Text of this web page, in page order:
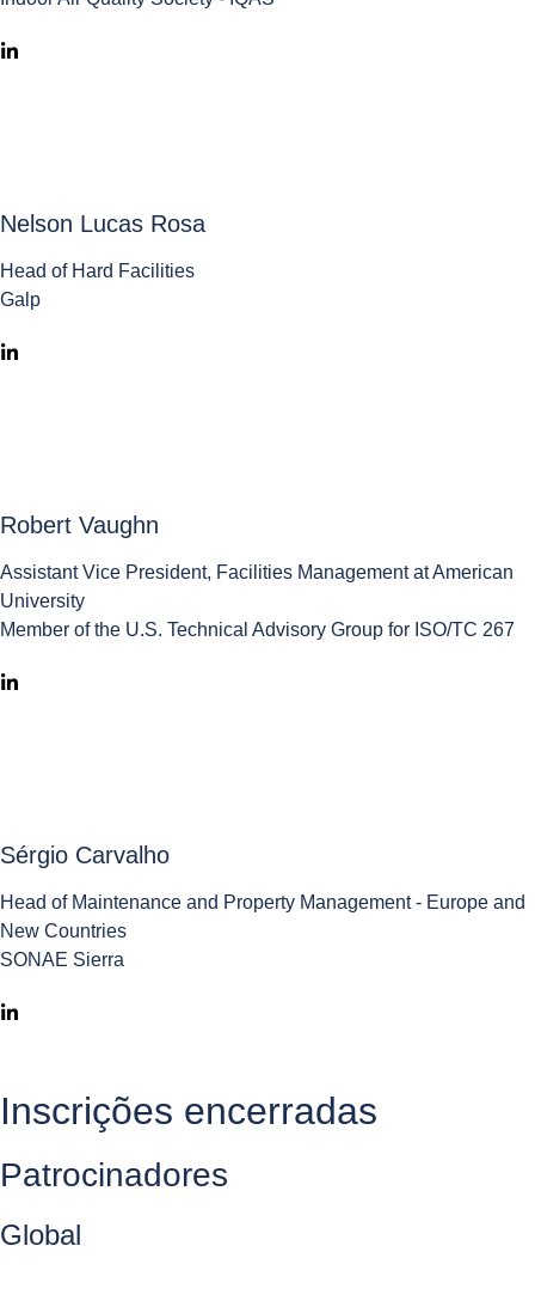
Nelson Lucas Rosa
Head of Hard Facilities
Galp
Robert Vaughn
Assistant Vice President, Facilities Management at American
University
Member of the U.S. Technical Advisory Group for ISO/TC 267
Sérgio Carvalho
Head of Maintenance and Property Management - Europe and
New Countries
SONAE Sierra
Inscrições encerradas
Patrocinadores
Global